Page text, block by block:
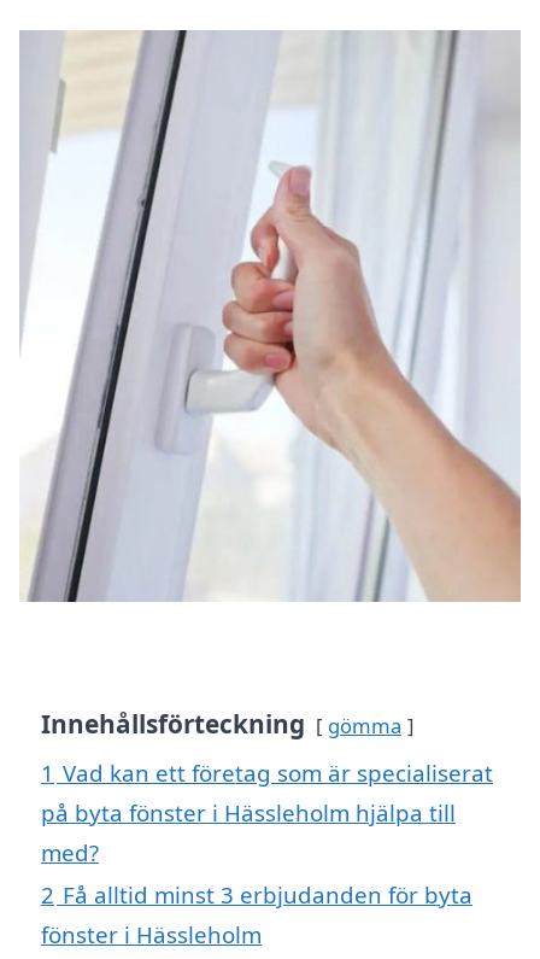
Innehållsförteckning gömma
1 Vad kan ett företag som är specialiserat
på byta fönster i Hässleholm hjälpa till
med?
2 Få alltid minst 3 erbjudanden för byta
fönster i Hässleholm